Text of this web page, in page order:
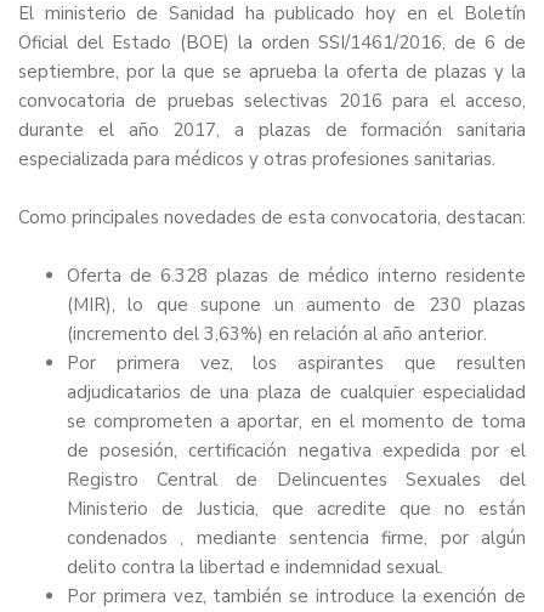
El ministerio de Sanidad ha publicado hoy en el Boletín
Oficial del Estado (BOE) la orden SSI/1461/2016, de 6 de
septiembre, por la que se aprueba la oferta de plazas y la
convocatoria de pruebas selectivas 2016 para el acceso,
durante el año 2017, a plazas de formación sanitaria
especializada para médicos y otras profesiones sanitarias.
Como principales novedades de esta convocatoria, destacan:
Oferta de 6.328 plazas de médico interno residente
(MIR), lo que supone un aumento de 230 plazas
(incremento del 3,63%) en relación al año anterior.
Por primera vez, los aspirantes que resulten
adjudicatarios de una plaza de cualquier especialidad
se comprometen a aportar, en el momento de toma
de posesión, certificación negativa expedida por el
Registro Central de Delincuentes Sexuales del
Ministerio de Justicia, que acredite que no están
condenados , mediante sentencia firme, por algún
delito contra la libertad e indemnidad sexual.
Por primera vez, también se introduce la exención de